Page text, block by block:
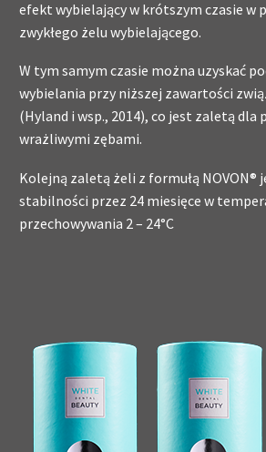
efekt wybielający w krótszym czasie w
zwykłego żelu wybielającego.
W tym samym czasie można uzyskać
wybielania przy niższej zawartości
(Hyland i wsp., 2014), co jest zaletą dla
wrażliwymi zębami.
Kolejną zaletą żeli z formułą NOVON®
stabilności przez 24 miesięce w
przechowywania 2 – 24°C